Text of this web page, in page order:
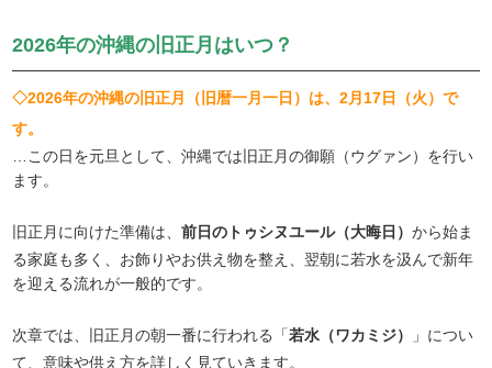
2026年の沖縄の旧正月はいつ？
◇2026年の沖縄の旧正月（旧暦一月一日）は、2月17日（火）で
す。
…この日を元旦として、沖縄では旧正月の御願（ウグァン）を行い
ます。
旧正月に向けた準備は、前日のトゥシヌユール（大晦日）から始ま
る家庭も多く、お飾りやお供え物を整え、翌朝に若水を汲んで新年
を迎える流れが一般的です。
次章では、旧正月の朝一番に行われる「若水（ワカミジ）
」につい
て、意味や供え方を詳しく見ていきます。